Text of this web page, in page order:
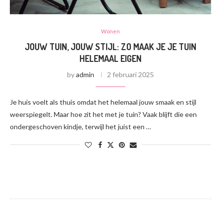
Wonen
JOUW TUIN, JOUW STIJL: ZO MAAK JE JE TUIN
HELEMAAL EIGEN
byadmin 2 februari 2025
Je huis voelt als thuis omdat het helemaal jouw smaak en stijl
weerspiegelt. Maar hoe zit het met je tuin? Vaak blijft die een
ondergeschoven kindje, terwijl het juist een …